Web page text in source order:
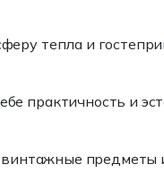
тепла и
практичность и